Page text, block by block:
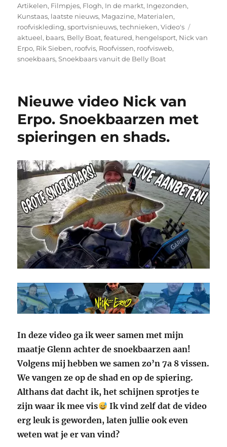
op
Artikelen, Filmpjes, Flogh, In de markt, Ingezonden,
Kunstaas, laatste nieuws, Magazine, Materialen,
roofviskleding,sportvisnieuws,technieken,Video's
aktueel, baars, Belly Boat,featured, hengelsport, Nick van
Erpo, Rik Sieben, roofvis, Roofvissen, roofvisweb,
snoekbaars,Snoekbaars vanuit de Belly Boat
Nieuwe video Nick van
Erpo. Snoekbaarzen met
spieringen en shads.
In deze video ga ik weer samen met mijn
maatje Glenn achter de snoekbaarzen aan!
Volgens mij hebben we samen zo’n 7a 8 vissen.
We vangen ze op de shad en op de spiering.
Althans dat dacht ik, het schijnen sprotjes te
zijn waar ik mee vis
Ik vind zelf dat de video
erg leuk is geworden, laten jullie ook even
weten wat je er van vind?